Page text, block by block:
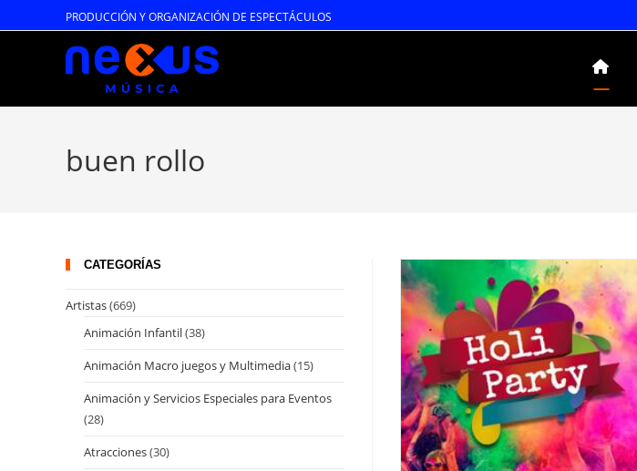
al
PRODUCCIÓN Y ORGANIZACIÓN DE ESPECTÁCULOS
buen rollo
CATEGORÍAS
Artistas(669)
Animación Infantil(38)
Animación Macro juegos y Multimedia(15)
Animación y Servicios Especiales para Eventos
(28)
Atracciones(30)